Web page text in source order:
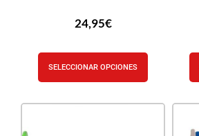
24,95€
SELECCIONAR OPCIONES